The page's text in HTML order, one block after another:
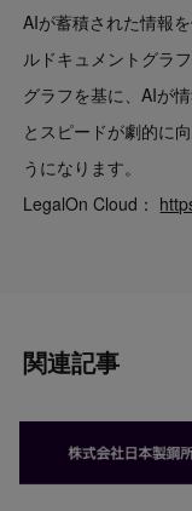
AIが蓄積された情報
ルドキュメントグラ
グラフを基に、AIが
とスピードが劇的に
うになります。
LegalOn Cloud：
関連記事